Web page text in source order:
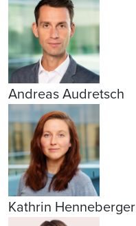
Andreas Audretsch
Kathrin Henneberger